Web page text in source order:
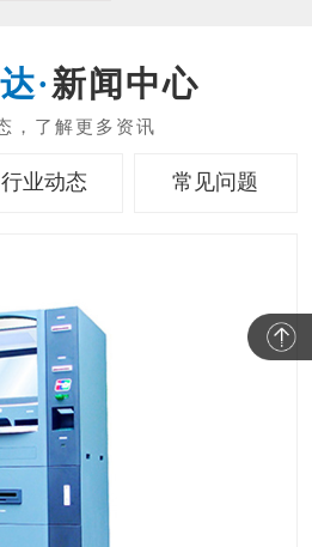
新闻中心
行业动态 常见问题